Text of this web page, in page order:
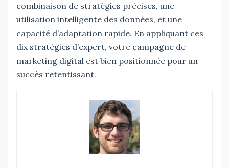
combinaison de stratégies précises, une
utilisation intelligente des données, et une
capacité d’adaptation rapide. En appliquant ces
dix stratégies d’expert, votre campagne de
marketing digital est bien positionnée pour un
succès retentissant.